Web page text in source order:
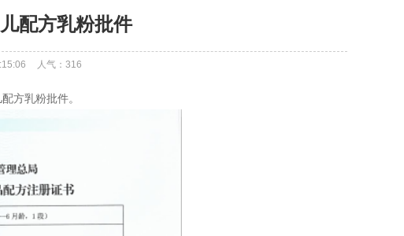
配方乳粉批件
人气： 316
方乳粉批件。